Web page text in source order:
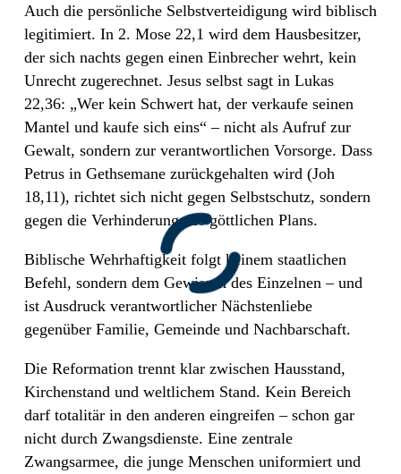
Auch die persönliche Selbstverteidigung wird biblisch
legitimiert. In 2. Mose 22,1 wird dem Hausbesitzer,
der sich nachts gegen einen Einbrecher wehrt, kein
Unrecht zugerechnet. Jesus selbst sagt in Lukas
22,36: „Wer kein Schwert hat, der verkaufe seinen
Mantel und kaufe sich eins“ – nicht als Aufruf zur
Gewalt, sondern zur verantwortlichen Vorsorge. Dass
Petrus in Gethsemane zurückgehalten wird (Joh
18,11), richtet sich nicht gegen Selbstschutz, sondern
gegen die Verhinderung des göttlichen Plans.
Biblische Wehrhaftigkeit folgt keinem staatlichen
Befehl, sondern dem Gewissen des Einzelnen – und
ist Ausdruck verantwortlicher Nächstenliebe
gegenüber Familie, Gemeinde und Nachbarschaft.
Die Reformation trennt klar zwischen Hausstand,
Kirchenstand und weltlichem Stand. Kein Bereich
darf totalitär in den anderen eingreifen – schon gar
nicht durch Zwangsdienste. Eine zentrale
Zwangsarmee, die junge Menschen uniformiert und